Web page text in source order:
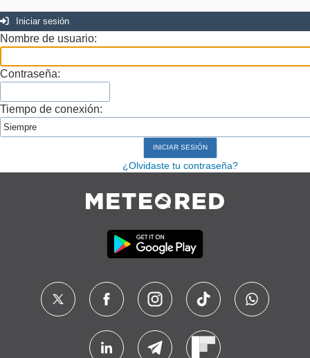
Iniciar sesión
Nombre de usuario:
Contraseña:
Tiempo de conexión:
¿Olvidaste tu contraseña?